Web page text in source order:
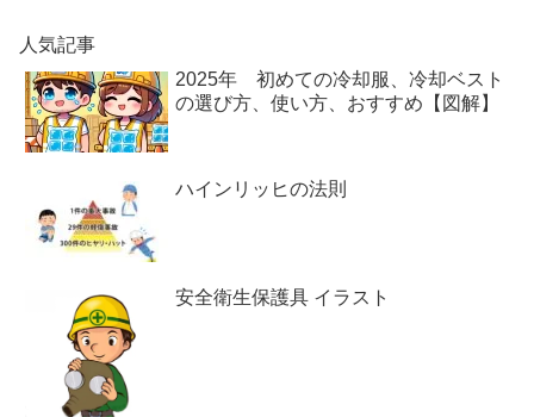
人気記事
2025年 初めての冷却服、冷却ベスト
の選び方、使い方、おすすめ【図解】
ハインリッヒの法則
安全衛生保護具 イラスト